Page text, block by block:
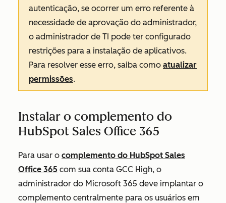
autenticação, se ocorrer um erro referente à
necessidade de aprovação do administrador,
o administrador de TI pode ter configurado
restrições para a instalação de aplicativos.
Para resolver esse erro, saiba como atualizar
permissões.
Instalar o complemento do
HubSpot Sales Office 365
Para usar o complemento do HubSpot Sales
Office 365 com sua conta GCC High, o
administrador do Microsoft 365 deve implantar o
complemento centralmente para os usuários em